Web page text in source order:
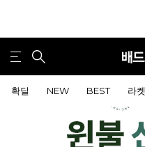
확딜 NEW BEST 라켓